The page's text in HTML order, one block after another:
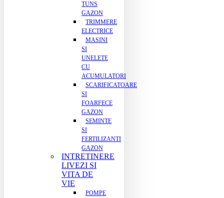
TUNS
GAZON
TRIMMERE
ELECTRICE
MASINI
SI
UNELETE
CU
ACUMULATORI
SCARIFICATOARE
SI
FOARFECE
GAZON
SEMINTE
SI
FERTILIZANTI
GAZON
INTRETINERE
LIVEZI SI
VITA DE
VIE
POMPE